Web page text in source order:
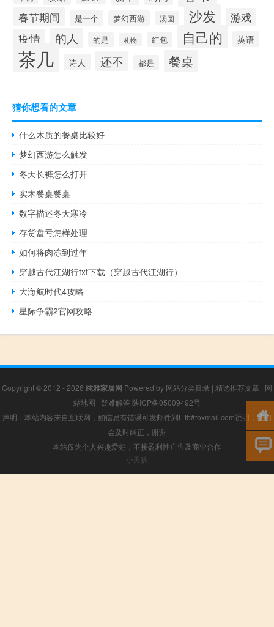
春节期间 是一个 梦幻西游 汤圆 沙发 游戏
疫情 的人 的是 礼物 红包 自己的 英语
茶几 诗人 还不 都是 餐桌
猜你想看的文章
什么木质的餐桌比较好
梦幻西游怎么触发
冬天长裤怎么打开
实木餐桌餐桌
数字描述冬天寒冷
存货盘亏怎样处理
如何将肉冻到过年
穿越古代江湖行txt下载（穿越古代江湖行）
大海航时代4攻略
星际争霸2官网攻略
Copyright © 2012 - 2026 纯雅家居网 Powered by 网站分类目录 | 精选推荐文章 | 网
站地图 | 疑难解答 陕ICP备05009492号
声明：本站内容来自互联网，如信息有错误可发邮件到f_fb#foxmail.com说明，我们
会及时纠正，谢谢
本站仅为个人兴趣爱好，不接盈利性广告及商业合作
小男孩